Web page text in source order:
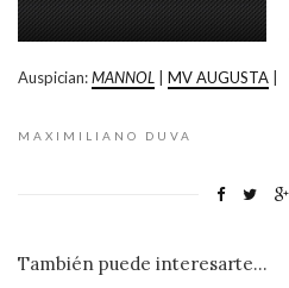
Auspician:MANNOL | MV AUGUSTA |
MAXIMILIANO DUVA
También puede interesarte...